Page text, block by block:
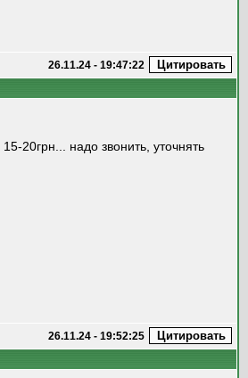
26.11.24 - 19:47:22
20грн... надо звонить, уточнять
26.11.24 - 19:52:25